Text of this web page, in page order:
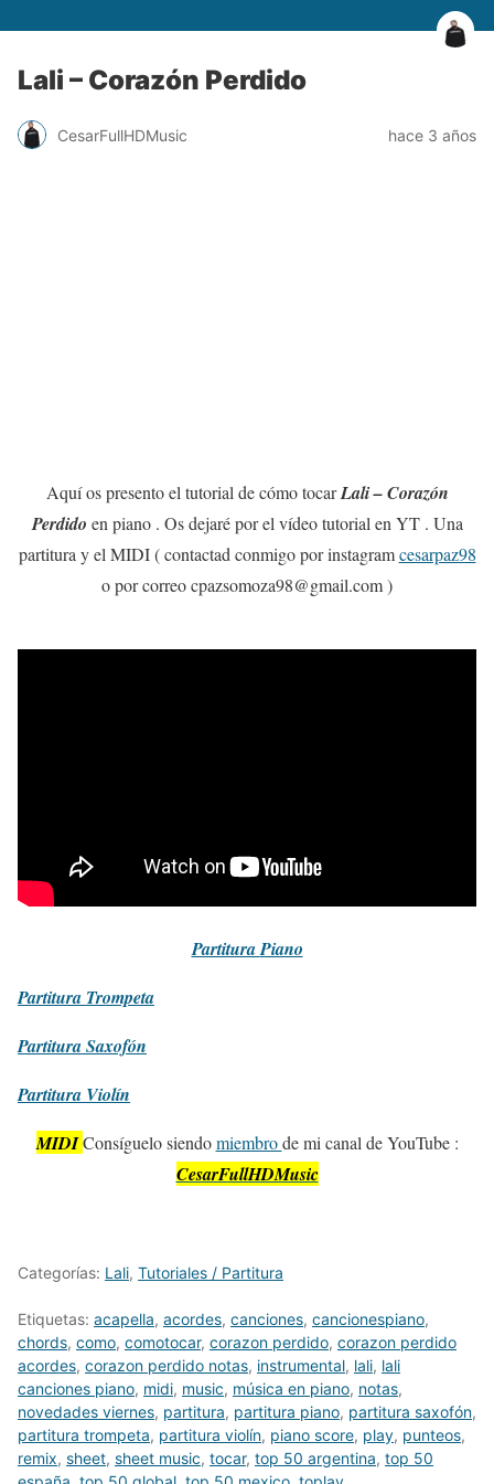
Lali – Corazón Perdido
CesarFullHDMusic hace 3 años
Aquí os presento el tutorial de cómo tocarLali – Corazón
Perdido en piano . Os dejaré por el vídeo tutorial en YT . Una
partitura y el MIDI ( contactad conmigo por instagramcesarpaz98
o por correo cpazsomoza98@gmail.com )
PartituraPiano
Partitura Trompeta
PartituraSaxofón
Partitura Violín
MIDI Consíguelo siendomiembrode mi canal de YouTube :
CesarFullHDMusic
Categorías: Lali, Tutoriales / Partitura
Etiquetas: acapella, acordes, canciones, cancionespiano,
chords, como, comotocar, corazon perdido, corazon perdido
acordes, corazon perdido notas, instrumental, lali, lali
canciones piano, midi, music, música en piano, notas,
novedades viernes, partitura, partitura piano, partitura saxofón,
partitura trompeta, partitura violín, piano score, play, punteos,
remix, sheet, sheet music, tocar, top 50 argentina, top 50